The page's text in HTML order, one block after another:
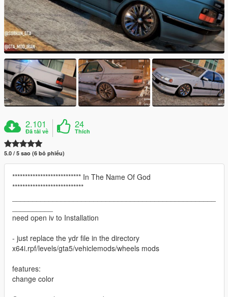
2.101
Đã tải về
24
Thích
5.0 / 5 sao (6 bỏ phiếu)
*************************** In The Name Of God
****************************
need open iv to Installation
- just replace the ydr file in the directory
x64i.rpf/levels/gta5/vehiclemods/wheels mods
features:
change color